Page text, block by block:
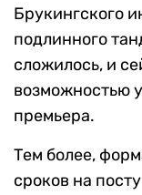
Брукингского
подлинного
сложилось, и
возможностью
премьера.
Тем более,
сроков на